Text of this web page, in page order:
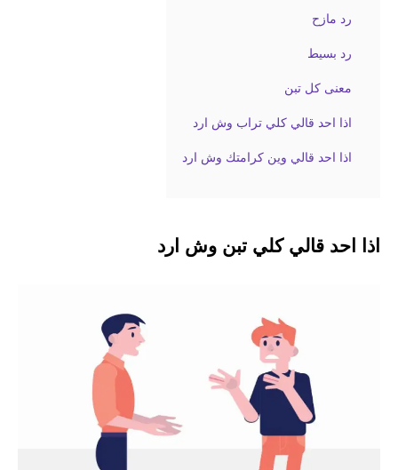
رد مازح
رد بسيط
معنى كل تبن
اذا احد قالي كلي تراب وش ارد
اذا احد قالي وين كرامتك وش ارد
اذا احد قالي كلي تبن وش ارد